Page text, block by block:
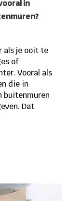
in
als je ooit te
of
Vooral als
die in
buitenmuren
Dat